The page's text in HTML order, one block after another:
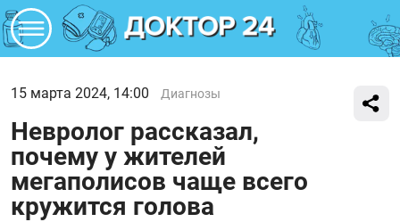
15 марта 2024, 14:00 Диагнозы
Невролог рассказал,
почему у жителей
мегаполисов чаще всего
кружится голова